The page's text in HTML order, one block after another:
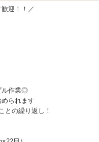
迎！！／
ル作業◎
られます
との繰り返し！